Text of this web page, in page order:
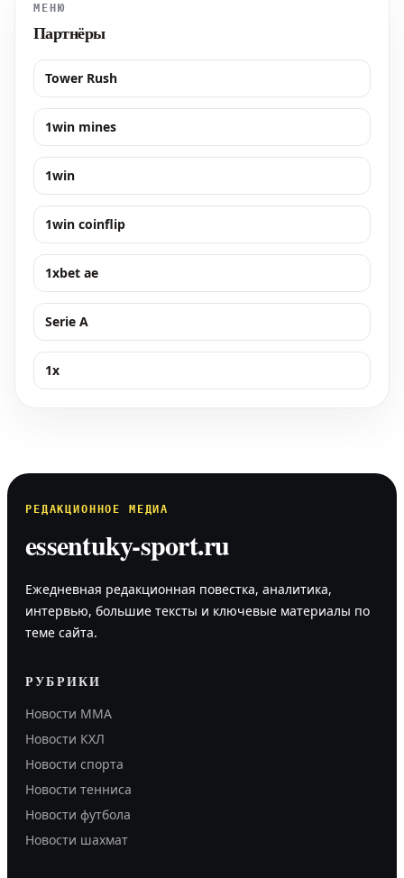
МЕНЮ
Партнёры
Tower Rush
1win mines
1win
1win coinflip
1xbet ae
Serie A
1x
РЕДАКЦИОННОЕ МЕДИА
essentuky-sport.ru
Ежедневная редакционная повестка, аналитика,
интервью, большие тексты и ключевые материалы по
теме сайта.
РУБРИКИ
Новости MMA
Новости КХЛ
Новости спорта
Новости тенниса
Новости футбола
Новости шахмат